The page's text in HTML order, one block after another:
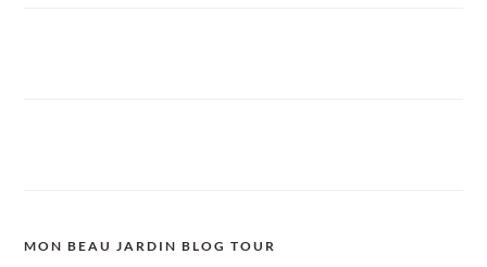
MON BEAU JARDIN BLOG TOUR